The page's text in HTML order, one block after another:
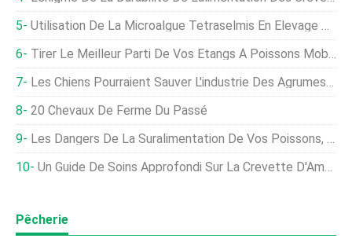
Utilisation De La Microalgue Tetraselmis En Élevage De Crevettes
Tirer Le Meilleur Parti De Vos Étangs À Poissons Mobiles
Les Chiens Pourraient Sauver L'industrie Des Agrumes D'une Maladie Dévastatrice
20 Chevaux De Ferme Du Passé
Les Dangers De La Suralimentation De Vos Poissons, Crevettes, Etc.
Un Guide De Soins Approfondi Sur La Crevette D'Amano
Pêcherie